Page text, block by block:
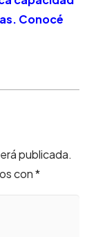
Conocé
publicada.
con*